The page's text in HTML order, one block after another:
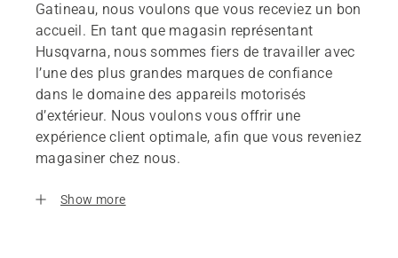
Gatineau, nous voulons que vous receviez un bon
accueil. En tant que magasin représentant
Husqvarna, nous sommes fiers de travailler avec
l’une des plus grandes marques de confiance
dans le domaine des appareils motorisés
d’extérieur. Nous voulons vous offrir une
expérience client optimale, afin que vous reveniez
magasiner chez nous.
Show more